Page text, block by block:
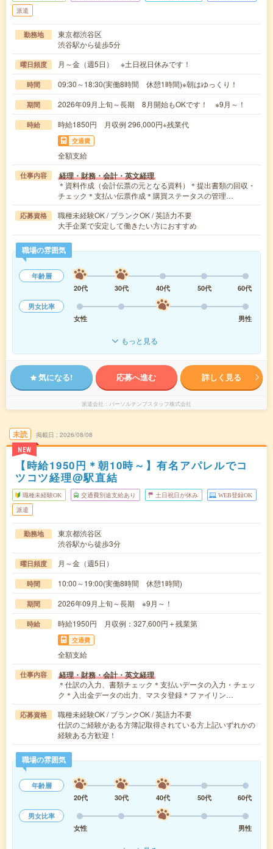
派遣
勤務地
東京都渋谷区
渋谷駅から徒歩5分
曜日頻度 月～金（週5日） ※土日祝日休みです！
時間 09:30～18:30(実働8時間 休憩1時間)※朝はゆっくり！
期間 2026年09月上旬～長期 8月開始もOKです！ ※9月～！
時給 時給1850円 月収例 296,000円+残業代
交通費
全額支給
仕事内容 経理・財務・会計・英文経理
＊資料作成（会計伝票の元となる資料）＊提出書類の回収・
チェック＊支払い伝票作成＊購買ステータスの管理…
応募資格
職種未経験OK / ブランクOK / 英語力不要
大手企業で安定して働きたい方におすすめ
職場の雰囲気
年齢層
20代
30代 40代 50代
60代
男女比率
女性
男性
もっと見る
気になる! 応募へ進む 詳しく見る
派遣会社 パーソルテンプスタッフ株式会社
未読
NEW
掲載日 2026/08/08
【時給1950円＊朝10時～】有名アパレルでコ
ツコツ経理@駅直結
職種未経験OK 交通費別途支給あり 土日祝日が休み WEB登録OK
派遣
勤務地
東京都渋谷区
渋谷駅から徒歩3分
曜日頻度 月～金（週5日）
時間 10:00～19:00(実働8時間 休憩1時間)
期間 2026年09月上旬～長期 ※9月～！
時給 時給1950円 月収例：327,600円＋残業第
交通費
全額支給
仕事内容 経理・財務・会計・英文経理
＊仕訳の入力、書類チェック＊支払いデータの入力・チェッ
ク＊入出金データの出力、マスタ登録＊ファイリン…
応募資格
職種未経験OK / ブランクOK / 英語力不要
仕訳のご経験がある方簿記取得されている方上記いずれかの
経験ある方歓迎！
職場の雰囲気
年齢層
20代
30代 40代 50代
60代
男女比率
女性
男性